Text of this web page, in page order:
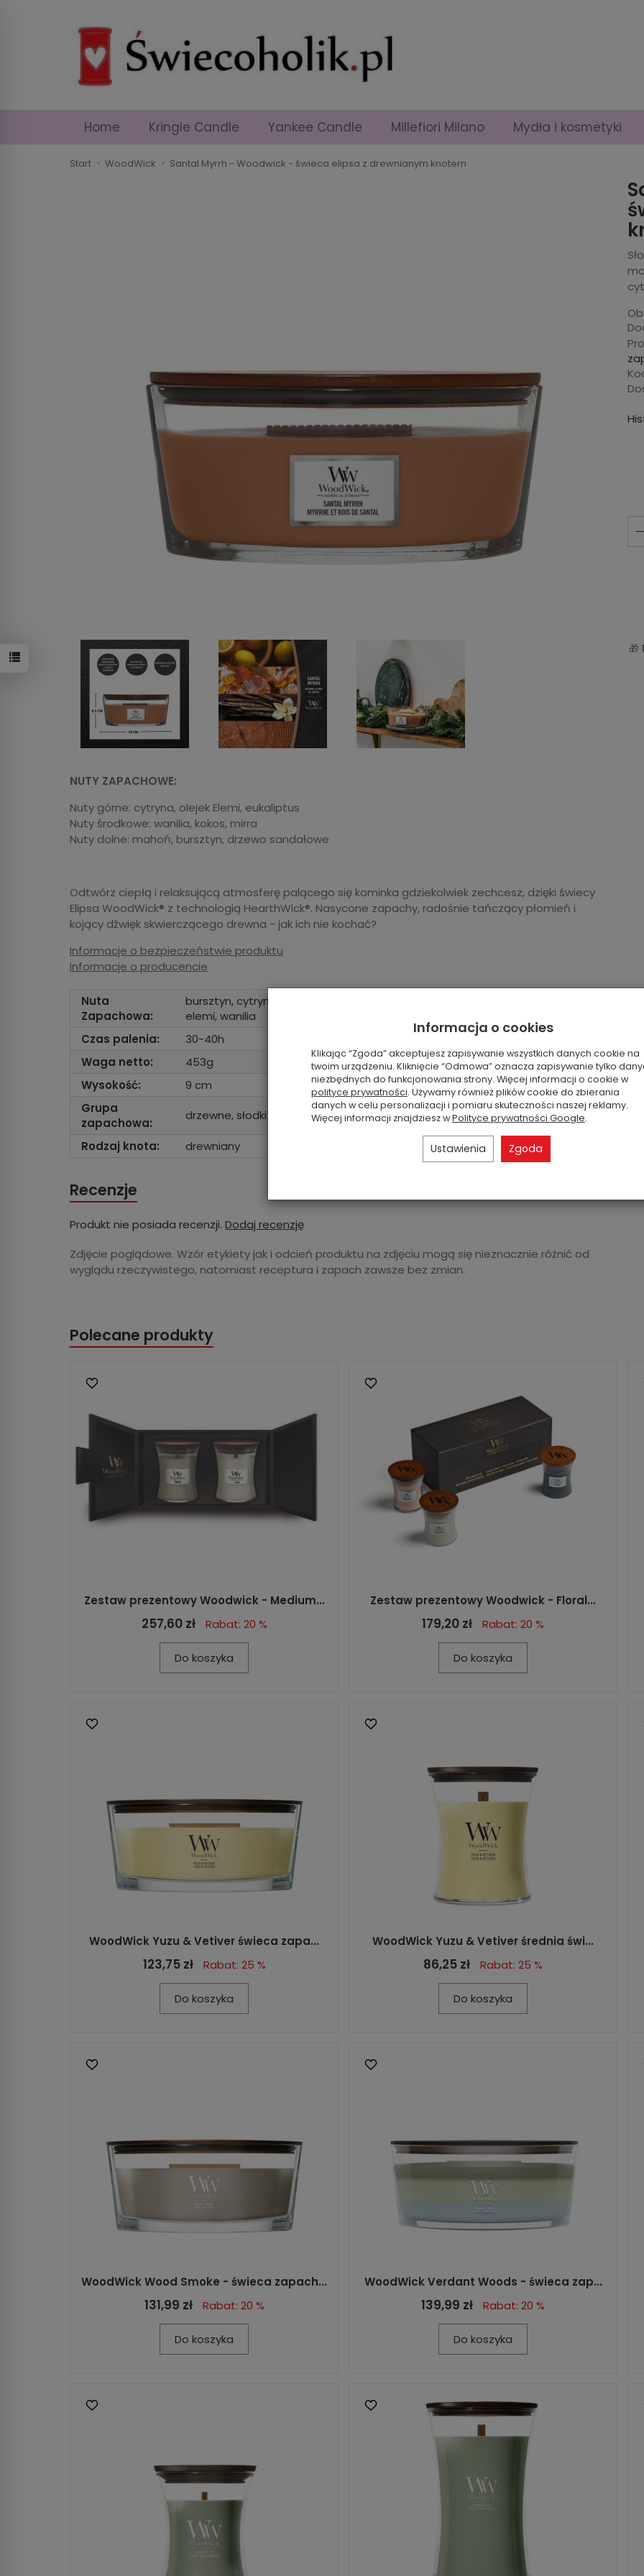
Home Kringle Candle Yankee Candle Millefiori Milano Mydła i kosmetyki
Start WoodWick Santal Myrrh - Woodwick - świeca elipsa z drewnianym knotem
🎁
NUTY ZAPACHOWE:
Nuty górne: cytryna, olejek Elemi, eukaliptus
Nuty środkowe: wanilia, kokos, mirra
Nuty dolne: mahoń, bursztyn, drzewo sandałowe
Odtwórz ciepłą i relaksującą atmosferę palącego się kominka gdziekolwiek zechcesz, dzięki świecy
Elipsa WoodWick® z technologią HearthWick®. Nasycone zapachy, radośnie tańczący płomień i
kojący dźwięk skwierczącego drewna - jak ich nie kochać?
Informacje o bezpieczeństwie produktu
Informacje o producencie
Nuta
Zapachowa:
bursztyn, cytryna, drzewo sandałowe, eukaliptus, kokos, mahoń, mirra, olejek
elemi, wanilia
Czas palenia:
30-40h
Waga netto:
453g
Wysokość:
9 cm
Grupa
zapachowa:
drzewne, słodki
Rodzaj knota: drewniany
Recenzje
Produkt nie posiada recenzji. Dodaj recenzję
Zdjęcie poglądowe. Wzór etykiety jak i odcień produktu na zdjęciu mogą się nieznacznie różnić od
wyglądu rzeczywistego, natomiast receptura i zapach zawsze bez zmian.
Polecane produkty
Zestaw prezentowy Woodwick - Medium...
257,60 zł Rabat: 20 %
Do koszyka
Zestaw prezentowy Woodwick - Floral...
179,20 zł Rabat: 20 %
Do koszyka
WoodWick Yuzu & Vetiver świeca zapa...
123,75 zł Rabat: 25 %
Do koszyka
WoodWick Yuzu & Vetiver średnia świ...
86,25 zł Rabat: 25 %
Do koszyka
WoodWick Wood Smoke - świeca zapach...
131,99 zł Rabat: 20 %
Do koszyka
WoodWick Verdant Woods - świeca zap...
139,99 zł Rabat: 20 %
Do koszyka
Informacja o cookies
Klikając “Zgoda” akceptujesz zapisywanie wszystkich danych cookie na
twoim urządzeniu. Kliknięcie “Odmowa” oznacza zapisywanie tylko
niezbędnych do funkcjonowania strony. Więcej informacji o cookie w
polityce prywatności. Używamy również plików cookie do zbierania
danych w celu personalizacji i pomiaru skuteczności naszej reklamy.
Więcej informacji znajdziesz wPolityce prywatności Google.
Ustawienia Zgoda